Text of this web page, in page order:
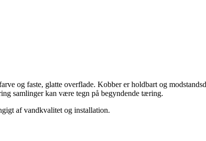
og faste, glatte overflade. Kobber er holdbart og
samlinger kan være tegn på begyndende tæring.
af vandkvalitet og installation.